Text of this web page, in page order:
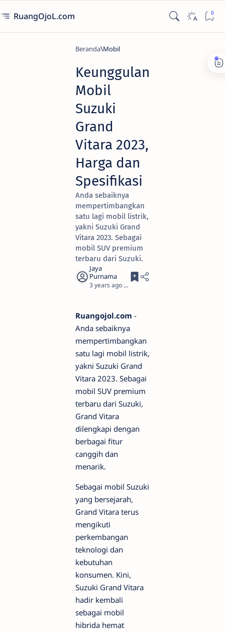
RuangOjoL.com
Beranda Mobil
Keunggulan
Mobil
Suzuki
Grand
Vitara 2023,
Harga dan
Spesifikasi
Anda sebaiknya
mempertimbangkan
satu lagi mobil listrik,
yakni Suzuki Grand
Vitara 2023. Sebagai
mobil SUV premium
terbaru dari Suzuki.
3 years ago 8
Ruangojol.com -
Anda sebaiknya
mempertimbangkan
satu lagi mobil listrik,
yakni Suzuki Grand
Vitara 2023. Sebagai
mobil SUV premium
terbaru dari Suzuki,
Grand Vitara
dilengkapi dengan
berbagai fitur
canggih dan
menarik.
Sebagai mobil Suzuki
yang bersejarah,
Grand Vitara terus
mengikuti
perkembangan
teknologi dan
kebutuhan
konsumen. Kini,
Suzuki Grand Vitara
hadir kembali
sebagai mobil
hibrida hemat